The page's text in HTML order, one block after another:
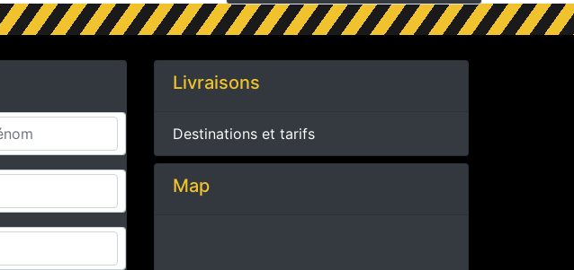
Livraisons
Destinations et tarifs
Map